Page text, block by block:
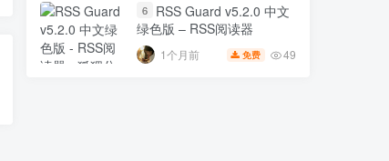
6
RSS Guard v5.2.0 中文
绿色版 – RSS阅读器
1个月前 免费 49